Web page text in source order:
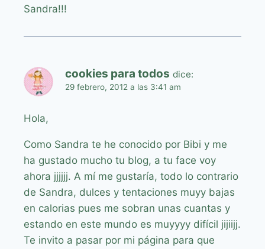
Sandra!!!
cookies para todos dice:
29 febrero, 2012 a las 3:41 am
Hola,
Como Sandra te he conocido por Bibi y me
ha gustado mucho tu blog, a tu face voy
ahora jjjjjj. A mí me gustaría, todo lo contrario
de Sandra, dulces y tentaciones muyy bajas
en calorias pues me sobran unas cuantas y
estando en este mundo es muyyyy difícil jijiijj.
Te invito a pasar por mi página para que